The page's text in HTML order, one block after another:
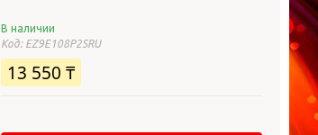
В наличии
Код: EZ9E108P2SRU
13 550 ₸